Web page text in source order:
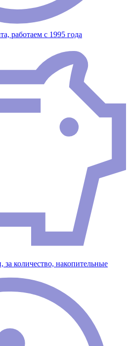
работаем с 1995 года
количество, накопительные